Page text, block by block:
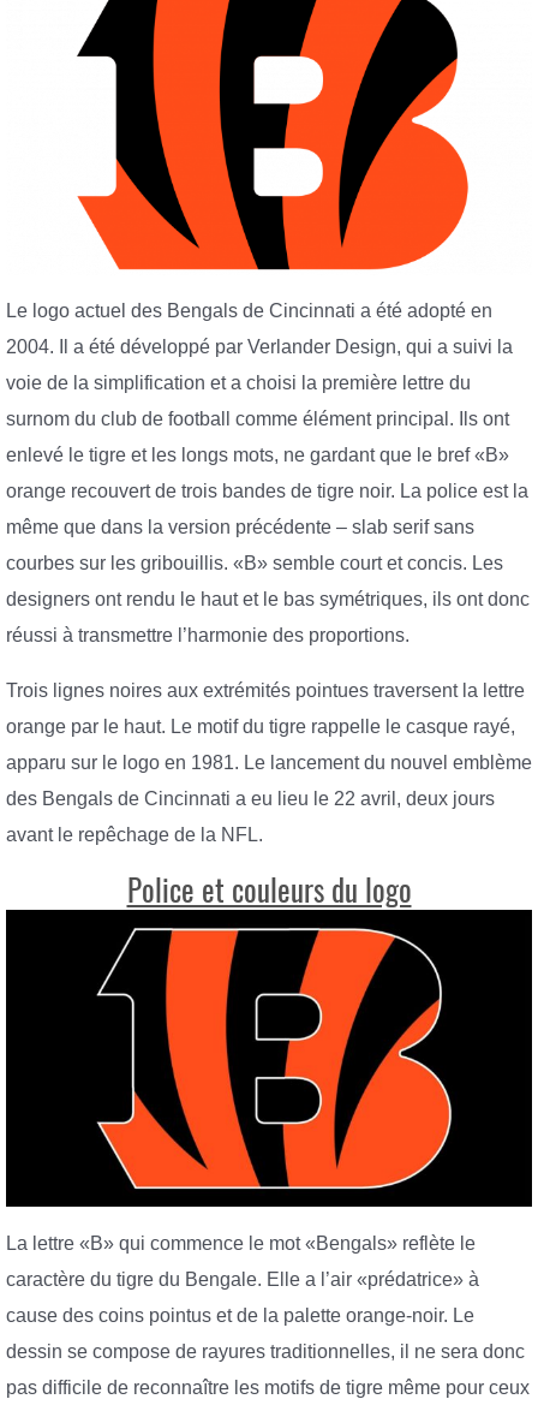
Le logo actuel des Bengals de Cincinnati a été adopté en
2004. Il a été développé par Verlander Design, qui a suivi la
voie de la simplification et a choisi la première lettre du
surnom du club de football comme élément principal. Ils ont
enlevé le tigre et les longs mots, ne gardant que le bref «B»
orange recouvert de trois bandes de tigre noir. La police est la
même que dans la version précédente – slab serif sans
courbes sur les gribouillis. «B» semble court et concis. Les
designers ont rendu le haut et le bas symétriques, ils ont donc
réussi à transmettre l’harmonie des proportions.
Trois lignes noires aux extrémités pointues traversent la lettre
orange par le haut. Le motif du tigre rappelle le casque rayé,
apparu sur le logo en 1981. Le lancement du nouvel emblème
des Bengals de Cincinnati a eu lieu le 22 avril, deux jours
avant le repêchage de la NFL.
Police et couleurs du logo
La lettre «B» qui commence le mot «Bengals» reflète le
caractère du tigre du Bengale. Elle a l’air «prédatrice» à
cause des coins pointus et de la palette orange-noir. Le
dessin se compose de rayures traditionnelles, il ne sera donc
pas difficile de reconnaître les motifs de tigre même pour ceux